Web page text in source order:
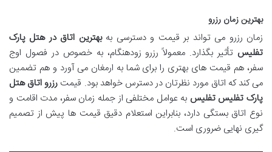
بهترین زمان رزرو
زمان رزرو می تواند بر قیمت و دسترسی بهبهترین اتاق در هتل پارک
تفلیس تأثیر بگذارد. معمولاً رزرو زودهنگام، به خصوص در فصول اوج
سفر، هم قیمت های بهتری را برای شما به ارمغان می آورد و هم تضمین
می کند که اتاق مورد نظرتان در دسترس خواهد بود. قیمت رزرو اتاق هتل
پارک تفلیس تفلیس به عوامل مختلفی از جمله زمان سفر، مدت اقامت و
نوع اتاق بستگی دارد، بنابراین استعلام دقیق قیمت ها پیش از تصمیم
گیری نهایی ضروری است.